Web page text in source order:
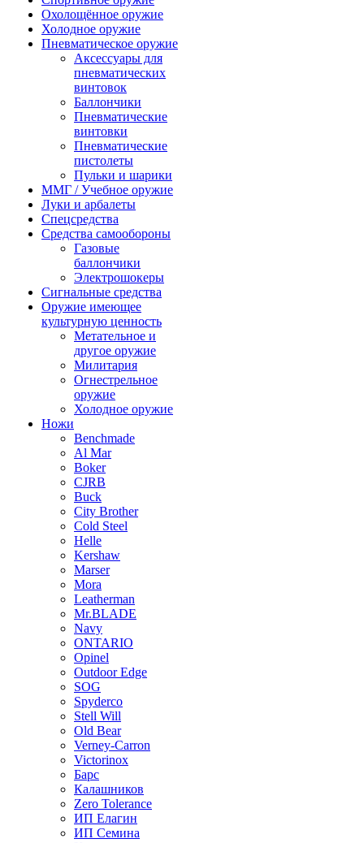
Охолощённое оружие
Холодное оружие
Пневматическое оружие
Аксессуары для
пневматических
винтовок
Баллончики
Пневматические
винтовки
Пневматические
пистолеты
Пульки и шарики
ММГ / Учебное оружие
Луки и арбалеты
Спецсредства
Средства самообороны
Газовые
баллончики
Электрошокеры
Сигнальные средства
Оружие имеющее
культурную ценность
Метательное и
другое оружие
Милитария
Огнестрельное
оружие
Холодное оружие
Ножи
Benchmade
Al Mar
Boker
CJRB
Buck
City Brother
Cold Steel
Helle
Kershaw
Marser
Mora
Leatherman
Mr.BLADE
Navy
ONTARIO
Opinel
Outdoor Edge
SOG
Spyderco
Stell Will
Old Bear
Verney-Carron
Victorinox
Барс
Калашников
Zero Tolerance
ИП Елагин
ИП Семина